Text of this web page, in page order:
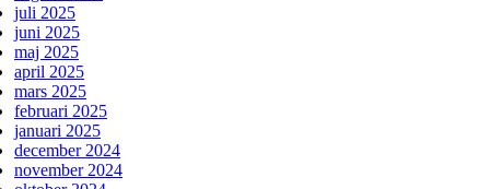
juli 2025
juni 2025
maj 2025
april 2025
mars 2025
februari 2025
januari 2025
december 2024
november 2024